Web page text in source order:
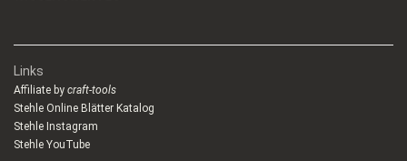
Links
Affiliate by craft-tools
Stehle Online Blätter Katalog
Stehle Instagram
Stehle YouTube